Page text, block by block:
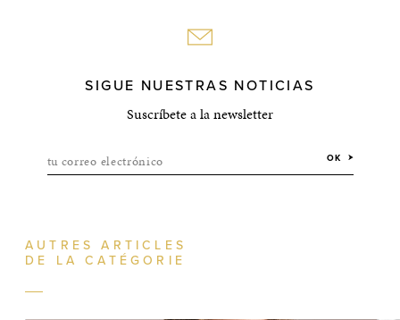
SIGUE NUESTRAS NOTICIAS
Suscríbete a la newsletter
tu correo electrónico OK
AUTRES ARTICLES
DE LA CATÉGORIE